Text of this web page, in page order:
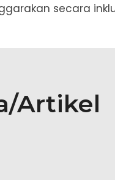
secara
Artikel